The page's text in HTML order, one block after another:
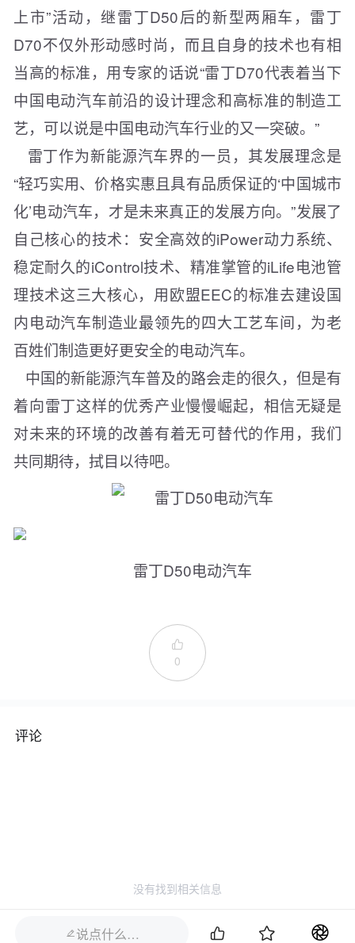
上市”活动，继雷丁D50后的新型两厢车，雷丁
D70不仅外形动感时尚，而且自身的技术也有相
当高的标准，用专家的话说“雷丁D70代表着当下
中国电动汽车前沿的设计理念和高标准的制造工
艺，可以说是中国电动汽车行业的又一突破。”
雷丁作为新能源汽车界的一员，其发展理念是
“轻巧实用、价格实惠且具有品质保证的‘中国城市
化’电动汽车，才是未来真正的发展方向。”发展了
自己核心的技术：安全高效的iPower动力系统、
稳定耐久的iControl技术、精准掌管的iLife电池管
理技术这三大核心，用欧盟EEC的标准去建设国
内电动汽车制造业最领先的四大工艺车间，为老
百姓们制造更好更安全的电动汽车。
中国的新能源汽车普及的路会走的很久，但是有
着向雷丁这样的优秀产业慢慢崛起，相信无疑是
对未来的环境的改善有着无可替代的作用，我们
共同期待，拭目以待吧。
雷丁D50电动汽车

0
评论
没有找到相关信息
说点什么…  